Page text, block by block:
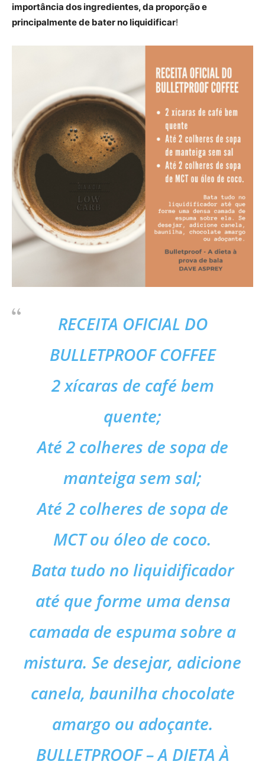
importância dos ingredientes, da proporção e
principalmente de bater no liquidificar!
RECEITA OFICIAL DO
BULLETPROOF COFFEE
2 xícaras de café bem
quente;
Até 2 colheres de sopa de
manteiga sem sal;
Até 2 colheres de sopa de
MCT ou óleo de coco.
Bata tudo no liquidificador
até que forme uma densa
camada de espuma sobre a
mistura. Se desejar, adicione
canela, baunilha chocolate
amargo ou adoçante.
BULLETPROOF – A DIETA À